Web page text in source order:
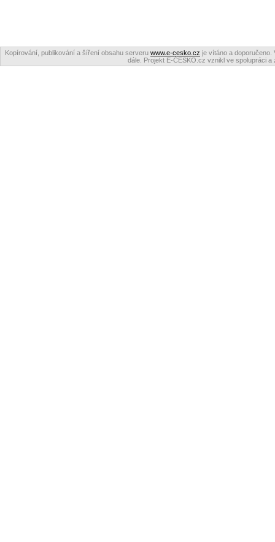
Kopírování, publikování a šíření obsahu serveru www.e-cesko.cz je vítáno a doporučeno.
dále. Projekt E-ČESKO.cz vznikl ve spolupráci